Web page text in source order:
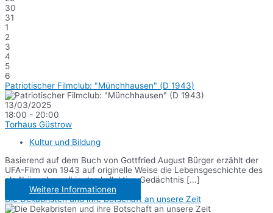
30
31
1
2
3
4
5
6
Patriotischer Filmclub: "Münchhausen" (D 1943)
13/03/2025
18:00 - 20:00
Torhaus Güstrow
Kultur und Bildung
Basierend auf dem Buch von Gottfried August Bürger erzählt der
UFA-Film von 1943 auf originelle Weise die Lebensgeschichte des
als "Lügenbaron" in das kollektive Gedächtnis [...]
Weitere Informationen
Die Dekabristen und ihre Botschaft an unsere Zeit